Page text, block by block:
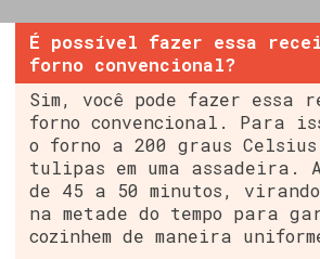
É possível fazer essa
forno convencional?
Sim, você pode fazer essa
forno convencional. Para
o forno a 200 graus
tulipas em uma assadeira.
de 45 a 50 minutos,
na metade do tempo para
cozinhem de maneira